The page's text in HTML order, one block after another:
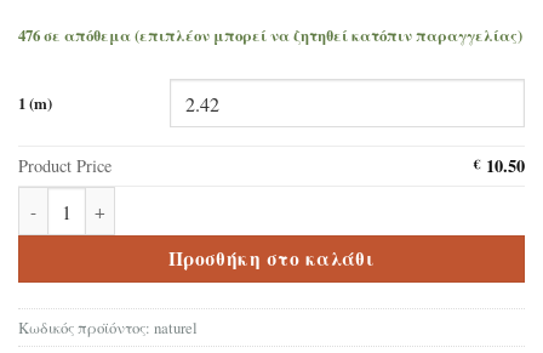
476 σε απόθεμα (επιπλέον μπορεί να ζητηθεί κατόπιν παραγγελίας)
1 (m)
Product Price €10.50
Προσθήκη στο καλάθι
Κωδικός προϊόντος: naturel